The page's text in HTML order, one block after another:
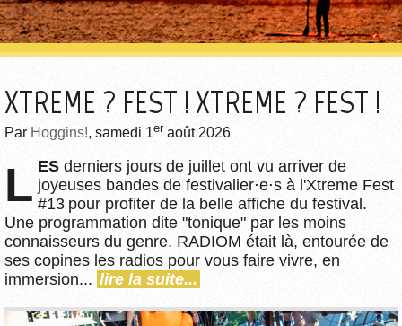
XTREME ? FEST ! XTREME ? FEST !
Par Hoggins!, samedi 1er août 2026
LES derniers jours de juillet ont vu arriver de
joyeuses bandes de festivalier⋅e⋅s à l'Xtreme Fest
#13 pour profiter de la belle affiche du festival.
Une programmation dite "tonique" par les moins
connaisseurs du genre. RADIOM était là, entourée de
ses copines les radios pour vous faire vivre, en
immersion... lire la suite...